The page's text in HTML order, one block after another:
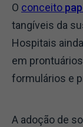
O conceito
tangíveis da
Hospitais
em
formulários e
A adoção de